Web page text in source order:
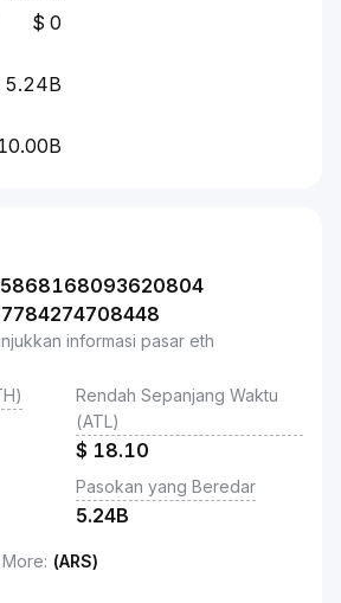
0
5.24B
informasi pasar eth
Rendah Sepanjang Waktu
(ATL)
$ 18.10
Pasokan yang Beredar
5.24B
: (ARS)